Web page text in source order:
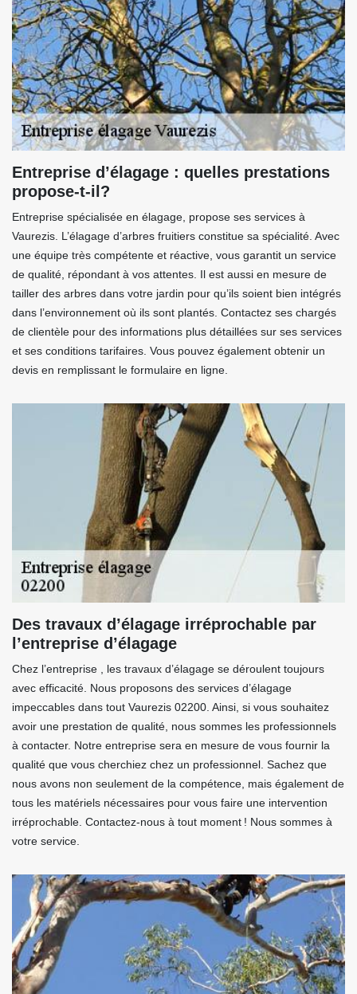
Entreprise d’élagage : quelles prestations
propose-t-il?
Entreprise spécialisée en élagage, propose ses services à
Vaurezis. L’élagage d’arbres fruitiers constitue sa spécialité. Avec
une équipe très compétente et réactive, vous garantit un service
de qualité, répondant à vos attentes. Il est aussi en mesure de
tailler des arbres dans votre jardin pour qu’ils soient bien intégrés
dans l’environnement où ils sont plantés. Contactez ses chargés
de clientèle pour des informations plus détaillées sur ses services
et ses conditions tarifaires. Vous pouvez également obtenir un
devis en remplissant le formulaire en ligne.
Des travaux d’élagage irréprochable par
l’entreprise d’élagage
Chez l’entreprise , les travaux d’élagage se déroulent toujours
avec efficacité. Nous proposons des services d’élagage
impeccables dans tout Vaurezis 02200. Ainsi, si vous souhaitez
avoir une prestation de qualité, nous sommes les professionnels
à contacter. Notre entreprise sera en mesure de vous fournir la
qualité que vous cherchiez chez un professionnel. Sachez que
nous avons non seulement de la compétence, mais également de
tous les matériels nécessaires pour vous faire une intervention
irréprochable. Contactez-nous à tout moment ! Nous sommes à
votre service.